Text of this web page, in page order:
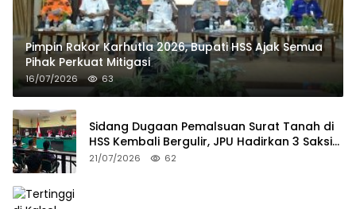
Pimpin Rakor Karhutla 2026, Bupati HSS Ajak Semua
Pihak Perkuat Mitigasi
16/07/2026 63
Sidang Dugaan Pemalsuan Surat Tanah di
HSS Kembali Bergulir, JPU Hadirkan 3 Saksi
Pelapor
21/07/2026 62